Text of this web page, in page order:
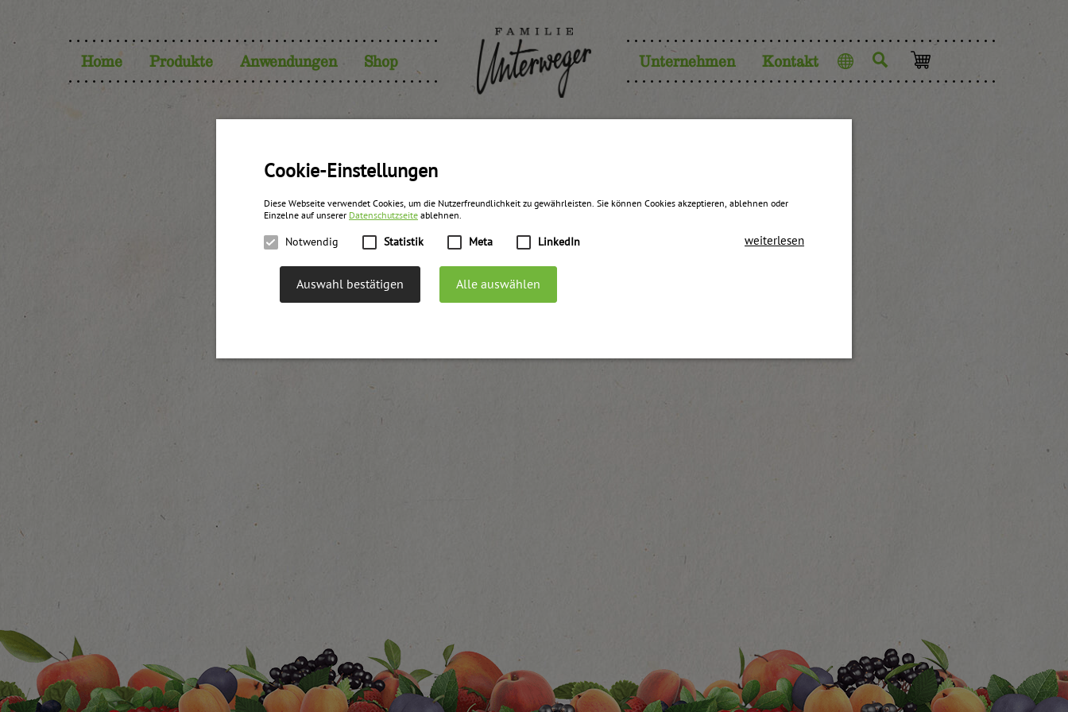
Cookie-Einstellungen
Diese Webseite verwendet Cookies, um die Nutzerfreundlichkeit zu gewährleisten. Sie können Cookies akzeptieren, ablehnen oder
Einzelne auf unserer Datenschutzseite ablehnen.
Notwendig Statistik Meta LinkedIn weiterlesen
Auswahl bestätigen Alle auswählen
Home Produkte Anwendungen Shop Unternehmen Kontakt Sprache